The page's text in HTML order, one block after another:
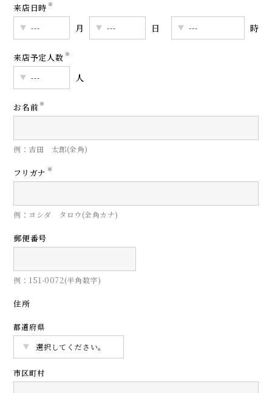
来店日時 ※
月 日 時
来店予定人数 ※
人
お名前 ※
例：吉田 太郎(全角)
フリガナ ※
例：ヨシダ タロウ(全角カナ)
郵便番号
例：151-0072(半角数字)
住所
都道府県
市区町村